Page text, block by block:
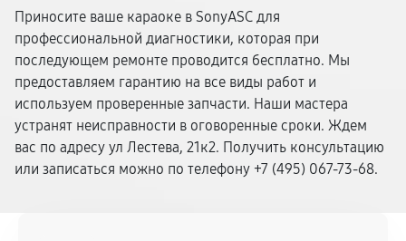
Приносите ваше караоке в SonyASC для
профессиональной диагностики, которая при
последующем ремонте проводится бесплатно. Мы
предоставляем гарантию на все виды работ и
используем проверенные запчасти. Наши мастера
устранят неисправности в оговоренные сроки. Ждем
вас по адресу ул Лестева, 21к2. Получить консультацию
или записаться можно по телефону +7 (495) 067-73-68.